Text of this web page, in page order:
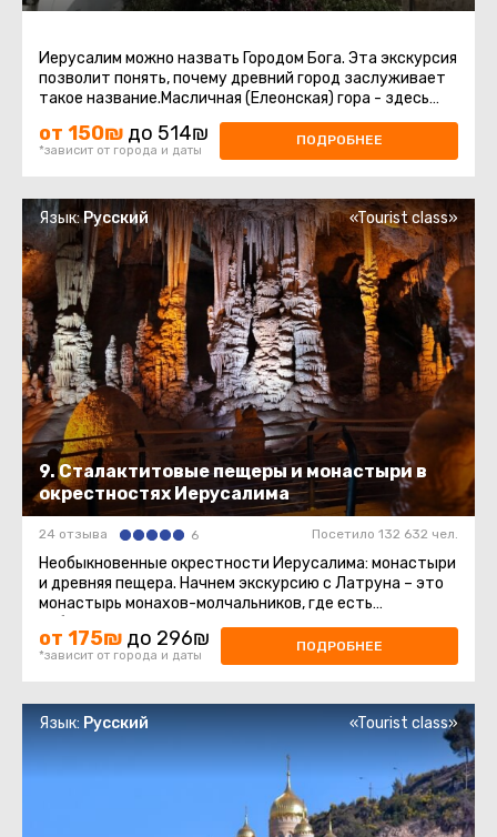
Иерусалим можно назвать Городом Бога. Эта экскурсия
позволит понять, почему древний город заслуживает
такое название.Масличная (Елеонская) гора - здесь
нас ждёт восхитительный ...
от 150₪ до 514₪
*зависит от города и даты
ПОДРОБНЕЕ
9. Сталактитовые пещеры и монастыри в
окрестностях Иерусалима
Язык:Русский «Tourist class»
24 отзыва 6 Посетило 132 632 чел.
Необыкновенные окрестности Иерусалима: монастыри
и древняя пещера. Начнем экскурсию с Латруна – это
монастырь монахов-молчальников, где есть
собственная винодельня ...
от 175₪ до 296₪
*зависит от города и даты
ПОДРОБНЕЕ
Язык:Русский «Tourist class»